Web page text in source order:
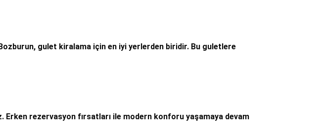
gulet kiralama için en iyi yerlerden biridir. Bu guletlere
Erken rezervasyon fırsatları ile modern konforu yaşamaya devam